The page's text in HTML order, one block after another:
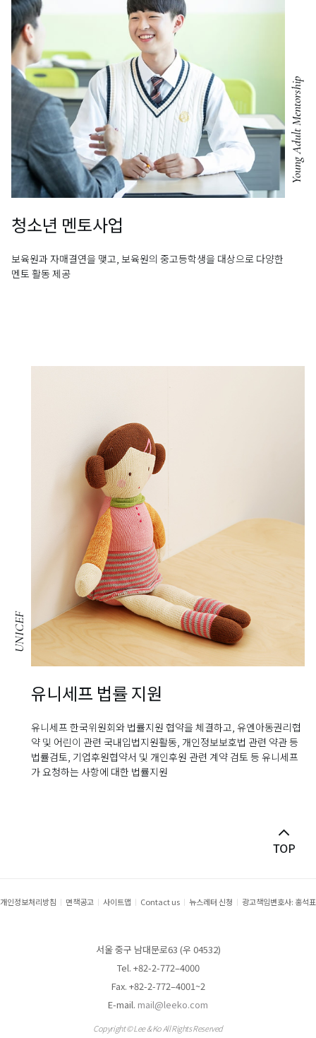
Young Adult Mentorship
청소년 멘토사업
보육원과 자매결연을 맺고, 보육원의 중고등학생을 대상으로 다양한
멘토 활동 제공
UNICEF
유니세프 법률 지원
유니세프 한국위원회와 법률지원 협약을 체결하고, 유엔아동권리협
약 및 어린이 관련 국내입법지원활동, 개인정보보호법 관련 약관 등
법률검토, 기업후원협약서 및 개인후원 관련 계약 검토 등 유니세프
가요청하는 사항에 대한 법률지원
개인정보처리방침 면책공고 사이트맵 Contact us 뉴스레터 신청 광고책임변호사: 홍석표
서울 중구 남대문로63 (우 04532)
Tel. +82-2-772–4000
Fax. +82-2-772–4001~2
E-mail. mail@leeko.com
Copyright © Lee & Ko All Rights Reserved